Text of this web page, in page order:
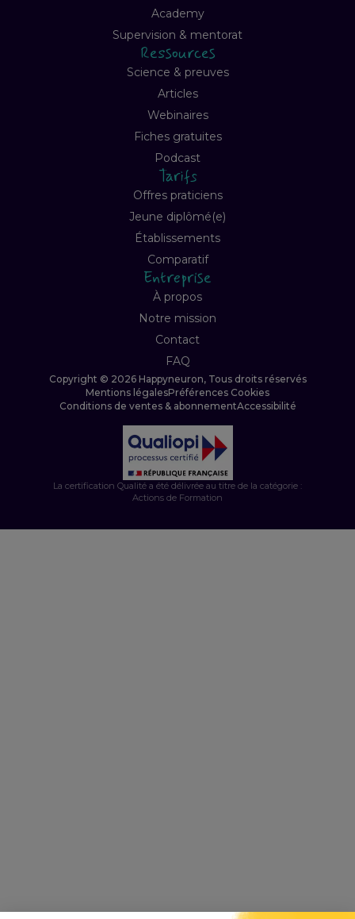
Academy
Supervision & mentorat
Ressources
Science & preuves
Articles
Webinaires
Fiches gratuites
Podcast
Tarifs
Offres praticiens
Jeune diplômé(e)
Établissements
Comparatif
Entreprise
À propos
Notre mission
Contact
FAQ
Copyright © 2026 Happyneuron, Tous droits réservés
Mentions légalesPréférences Cookies
Conditions de ventes & abonnementAccessibilité
La certification Qualité a été délivrée au titre de la catégorie :
Actions de Formation